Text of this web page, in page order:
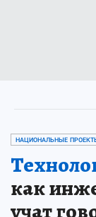
НАЦИОНАЛЬНЫЕ
как
учат